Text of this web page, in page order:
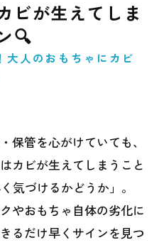
ビが生えてしま
🔍
大人のおもちゃにカビ
保管を心がけていても、
カビが生えてしまうこと
気づけるかどうか」。
やおもちゃ自体の劣化に
るだけ早くサインを見つ